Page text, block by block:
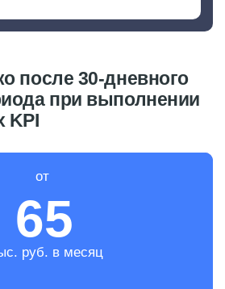
после 30-дневного
при выполнении
KPI
от
65
руб. в месяц